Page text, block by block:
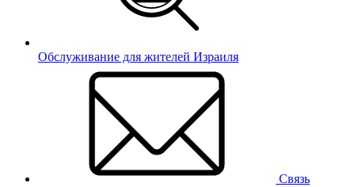
Обслуживание для жителей Израиля
Связь